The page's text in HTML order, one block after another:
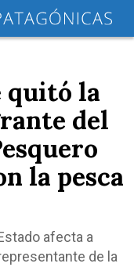
quitó la
del
la pesca
afecta a
de la